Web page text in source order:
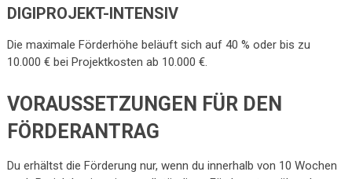
DIGIPROJEKT-INTENSIV
Die maximale Förderhöhe beläuft sich auf 40 % oder bis zu
10.000 € bei Projektkosten ab 10.000 €.
VORAUSSETZUNGEN FÜR DEN
FÖRDERANTRAG
Du erhältst die Förderung nur, wenn du innerhalb von 10 Wochen